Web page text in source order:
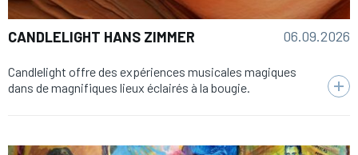
CANDLELIGHT HANS ZIMMER 06.09.2026
Candlelight offre des expériences musicales magiques
dans de magnifiques lieux éclairés à la bougie.